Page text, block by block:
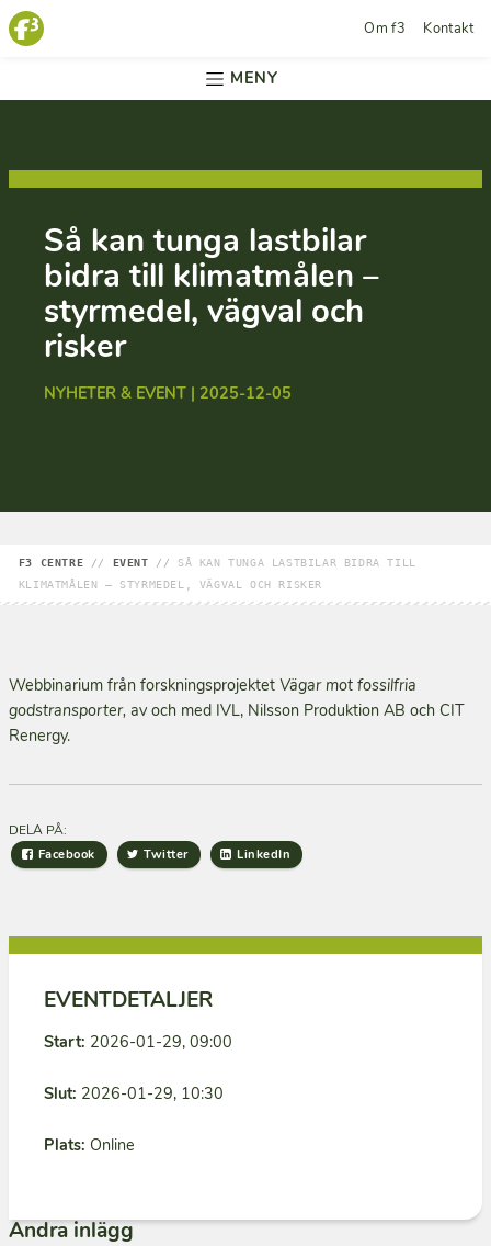
Om f3 Kontakt
MENY
Så kan tunga lastbilar
bidra till klimatmålen –
styrmedel, vägval och
risker
NYHETER & EVENT | 2025-12-05
F3 CENTRE // EVENT // SÅ KAN TUNGA LASTBILAR BIDRA TILL
KLIMATMÅLEN – STYRMEDEL, VÄGVAL OCH RISKER
Webbinarium från forskningsprojektet Vägar mot fossilfria
godstransporter, av och med IVL, Nilsson Produktion AB och CIT
Renergy.
DELA PÅ:
Facebook Twitter LinkedIn
EVENTDETALJER
Start: 2026-01-29, 09:00
Slut: 2026-01-29, 10:30
Plats: Online
Andra inlägg